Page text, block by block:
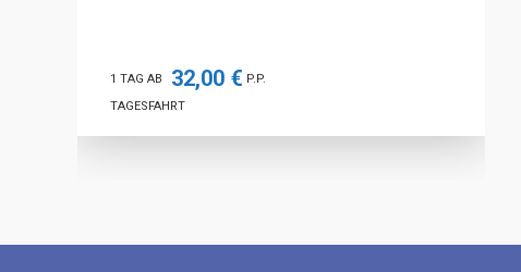
1 TAG AB 32,00 € P.P.
TAGESFAHRT